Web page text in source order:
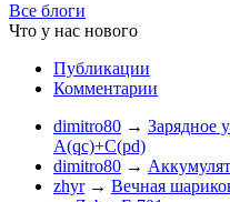
Все блоги
Что у нас нового
Публикации
Комментарии
dimitro80 → Зарядное
A(qc)+C(pd)
dimitro80 →
zhyr → Вечная